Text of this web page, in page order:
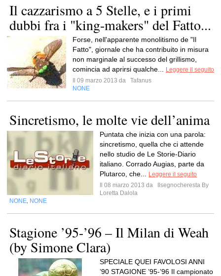
Il cazzarismo a 5 Stelle, e i primi
dubbi fra i "king-makers" del Fatto...
Forse, nell'apparente monolitismo de "Il
Fatto", giornale che ha contribuito in misura
non marginale al successo del grillismo,
comincia ad aprirsi qualche...
Leggere il seguito
Il 09 marzo 2013 da
Tafanus
NONE
Sincretismo, le molte vie dell’anima
Puntata che inizia con una parola:
sincretismo, quella che ci attende
nello studio de Le Storie-Diario
italiano. Corrado Augias, parte da
Plutarco, che...
Leggere il seguito
Il 08 marzo 2013 da
Ilsegnocheresta By
Loretta Dalola
NONE NONE
Stagione ’95-’96 – Il Milan di Weah
(by Simone Clara)
SPECIALE QUEI FAVOLOSI ANNI
’90 STAGIONE ’95-’96 Il campionato